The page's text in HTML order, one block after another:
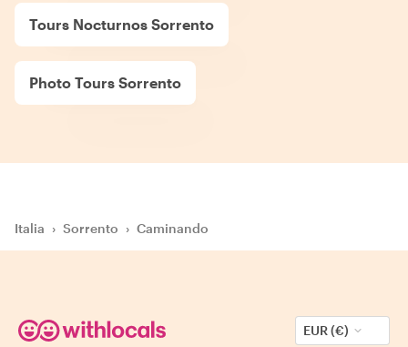
Tours Nocturnos Sorrento
Photo Tours Sorrento
Italia › Sorrento › Caminando
EUR (€)